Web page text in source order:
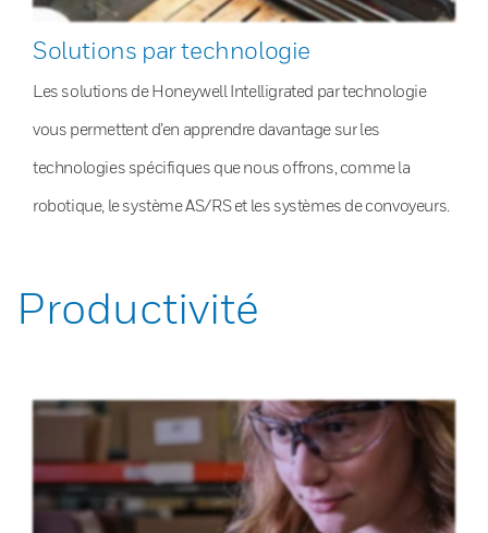
Solutions par technologie
Les solutions de Honeywell Intelligrated par technologie
vous permettent d’en apprendre davantage sur les
technologies spécifiques que nous offrons, comme la
robotique, le système AS/RS et les systèmes de convoyeurs.
Productivité